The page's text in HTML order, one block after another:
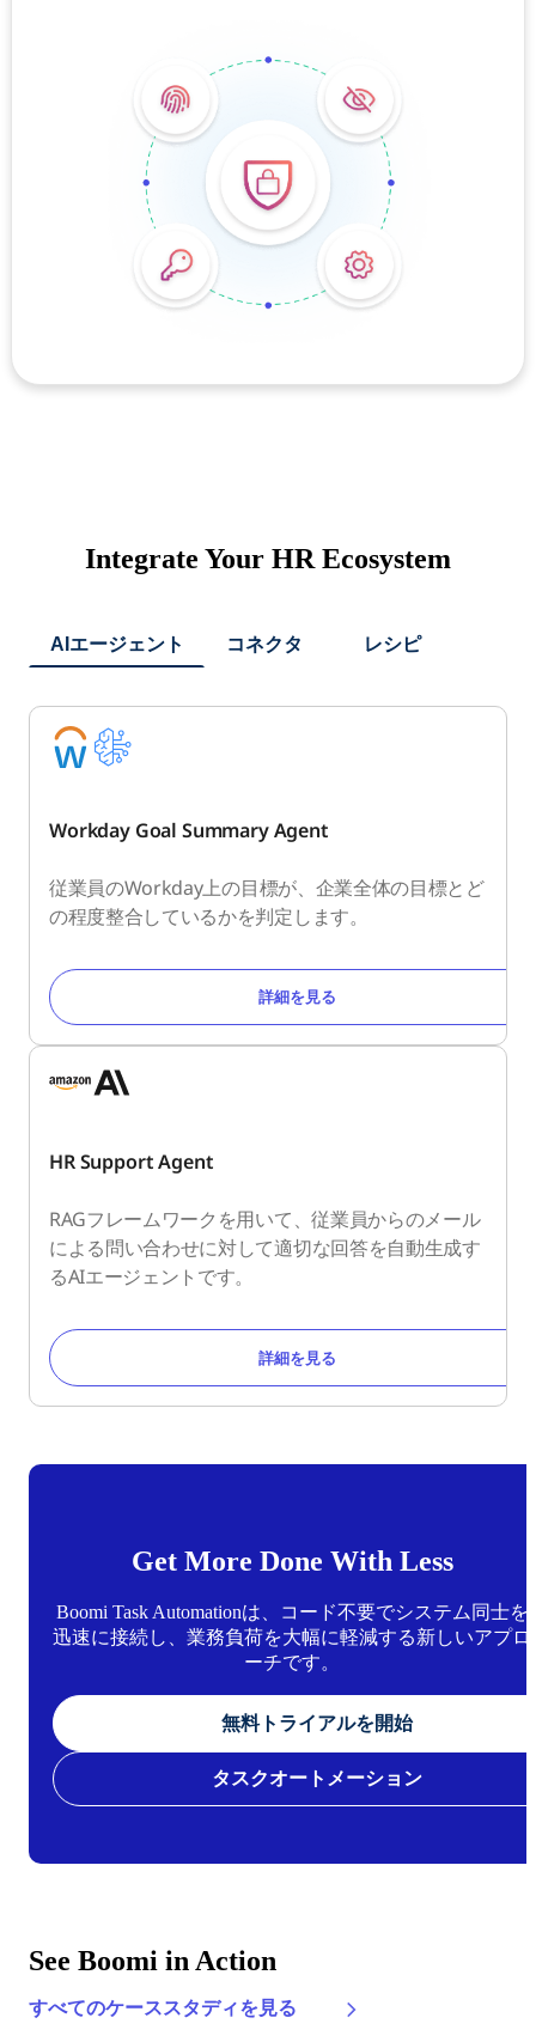
Integrate Your HR Ecosystem
AIエージェント コネクタ レシピ
Workday Goal Summary Agent
従業員のWorkday上の目標が、企業全体の目標とど
の程度整合しているかを判定します。
詳細を見る
HR Support Agent
RAGフレームワークを用いて、従業員からのメール
による問い合わせに対して適切な回答を自動生成す
るAIエージェントです。
詳細を見る
Get More Done With Less
Boomi Task Automationは、コード不要でシステム同士を
迅速に接続し、業務負荷を大幅に軽減する新しいアプロ
ーチです。
無料トライアルを開始
タスクオートメーション
See Boomi in Action
すべてのケーススタディを見る